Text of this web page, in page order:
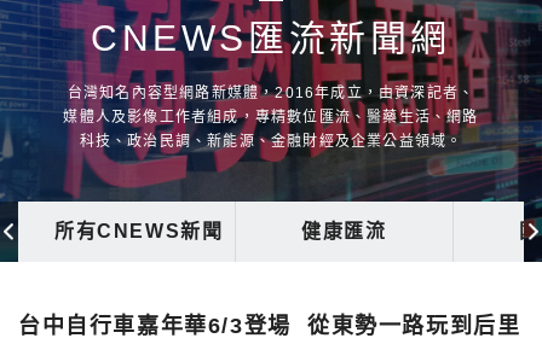
CNEWS匯流新聞網
台灣知名內容型網路新媒體，2016年成立，由資深記者、
媒體人及影像工作者組成，專精數位匯流、醫藥生活、網路
科技、政治民調、新能源、金融財經及企業公益領域。
所有CNEWS新聞 健康匯流
台中自行車嘉年華6/3登場 從東勢一路玩到后里